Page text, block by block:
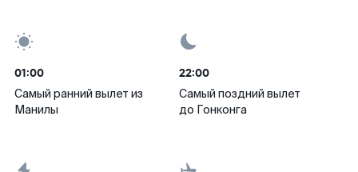
01:00
Самый ранний вылет из
Манилы
22:00
Самый поздний вылет
до Гонконга